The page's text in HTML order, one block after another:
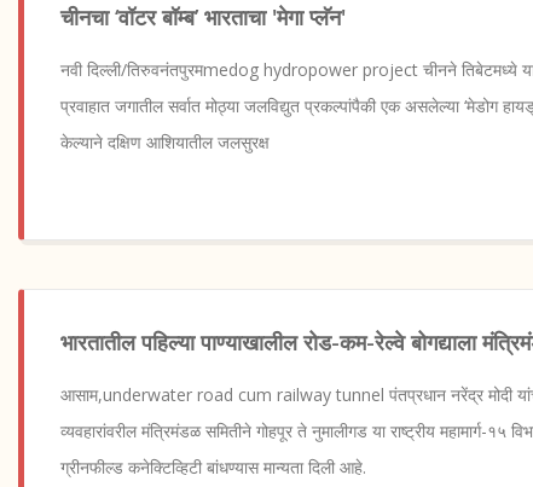
चीनचा ‘वॉटर बॉम्ब’ भारताचा 'मेगा प्लॅन'
नवी दिल्ली/तिरुवनंतपुरमmedog hydropower project चीनने तिबेटमध्ये
प्रवाहात जगातील सर्वात मोठ्या जलविद्युत प्रकल्पांपैकी एक असलेल्या ‘मेडोग
केल्याने दक्षिण आशियातील जलसुरक्ष
भारतातील पहिल्या पाण्याखालील रोड-कम-रेल्वे बोगद्याला
आसाम,underwater road cum railway tunnel पंतप्रधान नरेंद्र मोदी
व्यवहारांवरील मंत्रिमंडळ समितीने गोहपूर ते नुमालीगड या राष्ट्रीय महामार्ग-१५
ग्रीनफील्ड कनेक्टिव्हिटी बांधण्यास मान्यता दिली आहे.